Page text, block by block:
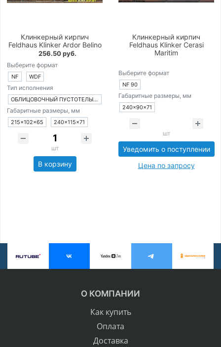
Клинкерный кирпич
Feldhaus Klinker Ardor Belino
256.50 руб.
Выберите формат
NF WDF
Тип исполнения
ОБЛИЦОВОЧНЫЙ ПУСТОТЕЛЫЙ КИРПИЧ
Габаритные размеры, мм
215×102×65 240×115×71
шт
В корзину
Клинкерный кирпич
Feldhaus Klinker Cerasi
Maritim
Выберите формат
NF 90
Габаритные размеры, мм
240×90×71
шт
Уведомить о поступлении
Цена по запросу
О КОМПАНИИ
Как купить
Оплата
Доставка